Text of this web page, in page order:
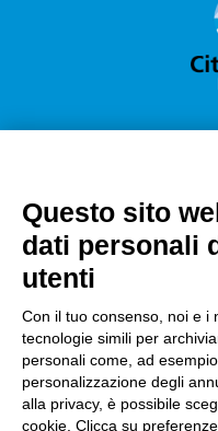
Sede Legale Corso
Registro Imprese Biella
R.E.A. CCIAA BI n.
PEC:
Questo sito
dati personali
utenti
Con il tuo consenso, noi e i
tecnologie simili per
personali come, ad
personalizzazione degli
alla privacy, è possibile
cookie. Clicca su